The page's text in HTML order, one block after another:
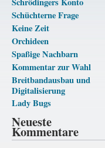
Schüchterne Frage
Keine Zeit
Orchideen
Spaßige Nachbarn
Kommentar zur Wahl
Breitbandausbau und
Digitalisierung
Lady Bugs
Neueste
Kommentare